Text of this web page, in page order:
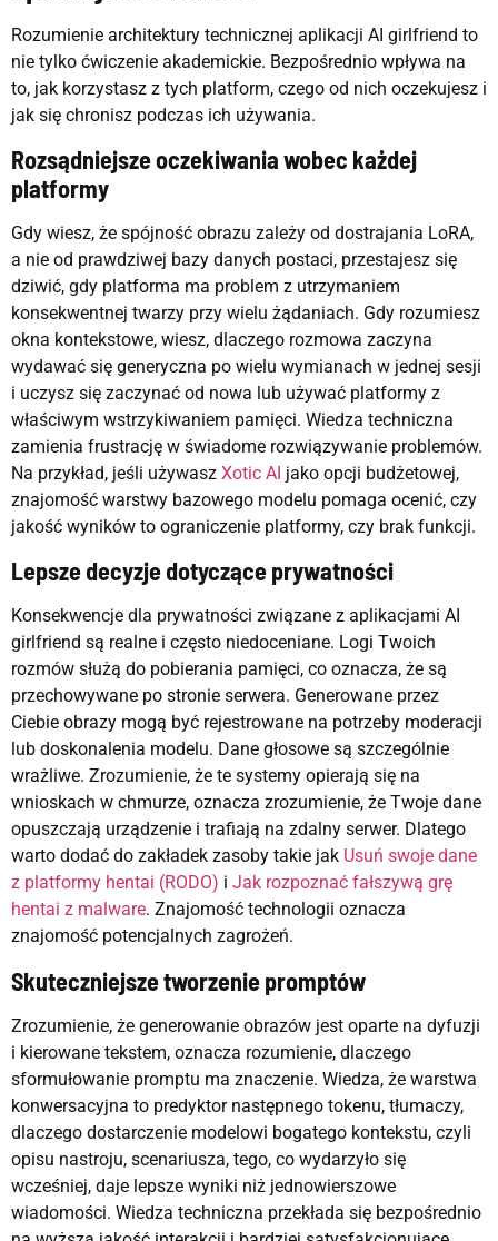
Rozumienie architektury technicznej aplikacji AI girlfriend to
nie tylko ćwiczenie akademickie. Bezpośrednio wpływa na
to, jak korzystasz z tych platform, czego od nich oczekujesz i
jak się chronisz podczas ich używania.
Rozsądniejsze oczekiwania wobec każdej
platformy
Gdy wiesz, że spójność obrazu zależy od dostrajania LoRA,
a nie od prawdziwej bazy danych postaci, przestajesz się
dziwić, gdy platforma ma problem z utrzymaniem
konsekwentnej twarzy przy wielu żądaniach. Gdy rozumiesz
okna kontekstowe, wiesz, dlaczego rozmowa zaczyna
wydawać się generyczna po wielu wymianach w jednej sesji
i uczysz się zaczynać od nowa lub używać platformy z
właściwym wstrzykiwaniem pamięci. Wiedza techniczna
zamienia frustrację w świadome rozwiązywanie problemów.
Na przykład, jeśli używasz Xotic AI jako opcji budżetowej,
znajomość warstwy bazowego modelu pomaga ocenić, czy
jakość wyników to ograniczenie platformy, czy brak funkcji.
Lepsze decyzje dotyczące prywatności
Konsekwencje dla prywatności związane z aplikacjami AI
girlfriend są realne i często niedoceniane. Logi Twoich
rozmów służą do pobierania pamięci, co oznacza, że są
przechowywane po stronie serwera. Generowane przez
Ciebie obrazy mogą być rejestrowane na potrzeby moderacji
lub doskonalenia modelu. Dane głosowe są szczególnie
wrażliwe. Zrozumienie, że te systemy opierają się na
wnioskach w chmurze, oznacza zrozumienie, że Twoje dane
opuszczają urządzenie i trafiają na zdalny serwer. Dlatego
warto dodać do zakładek zasoby takie jak Usuń swoje dane
z platformy hentai (RODO) i Jak rozpoznać fałszywą grę
hentai z malware. Znajomość technologii oznacza
znajomość potencjalnych zagrożeń.
Skuteczniejsze tworzenie promptów
Zrozumienie, że generowanie obrazów jest oparte na dyfuzji
i kierowane tekstem, oznacza rozumienie, dlaczego
sformułowanie promptu ma znaczenie. Wiedza, że warstwa
konwersacyjna to predyktor następnego tokenu, tłumaczy,
dlaczego dostarczenie modelowi bogatego kontekstu, czyli
opisu nastroju, scenariusza, tego, co wydarzyło się
wcześniej, daje lepsze wyniki niż jednowierszowe
wiadomości. Wiedza techniczna przekłada się bezpośrednio